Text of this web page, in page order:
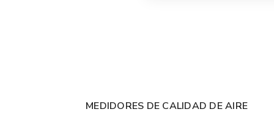
MEDIDORES DE CALIDAD DE AIRE